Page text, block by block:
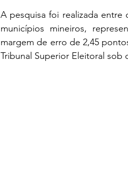
A pesquisa foi realizada entre
municípios mineiros,
margem de erro de 2,45
Tribunal Superior Eleitoral sob